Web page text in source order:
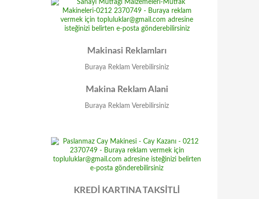
Makinasi Reklamları
Buraya Reklam Verebilirsiniz
Makina Reklam Alani
Buraya Reklam Verebilirsiniz
KREDİ KARTINA TAKSİTLİ